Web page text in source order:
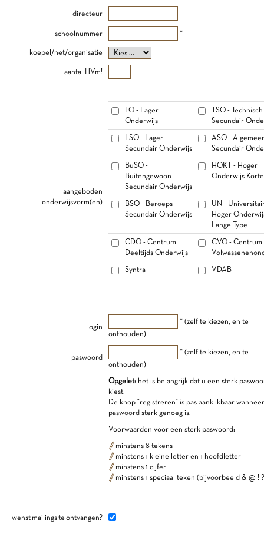
directeur
schoolnummer *
koepel/net/organisatie
aantal HVm!
aangeboden
onderwijsvorm(en)
LO - Lager
Onderwijs
TSO - Technisch
Secundair
LSO - Lager
Secundair Onderwijs
ASO -
Secundair
BuSO -
Buitengewoon
Secundair Onderwijs
HOKT - Hoger
Onderwijs
BSO - Beroeps
Secundair Onderwijs
UN -
Hoger
Lange Type
CDO - Centrum
Deeltijds Onderwijs
CVO - Centrum
Syntra
VDAB
login
* (zelf te kiezen, en te
onthouden)
paswoord
* (zelf te kiezen, en te
onthouden)
Opgelet: het is belangrijk dat u een sterk
kiest.
De knop "registreren" is pas aanklikbaar
paswoord sterk genoeg is.
Voorwaarden voor een sterk paswoord:
minstens 8 tekens
minstens 1 kleine letter en 1 hoofdletter
minstens 1 cijfer
minstens 1 speciaal teken (bijvoorbeeld & @ !
wenst mailings te ontvangen?